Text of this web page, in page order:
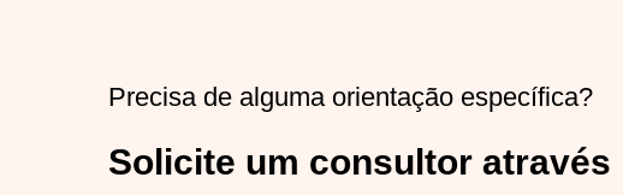
Precisa de alguma orientação específica?
Solicite um consultor através